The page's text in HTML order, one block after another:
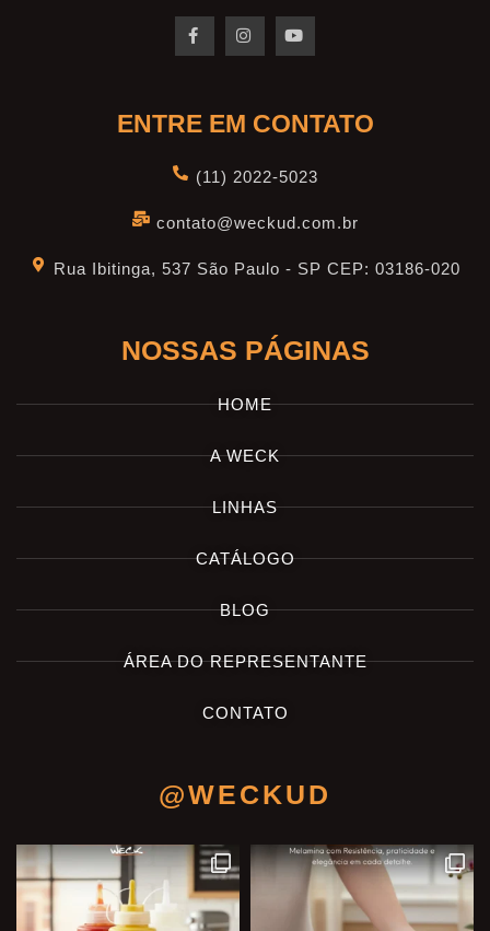
ENTRE EM CONTATO
(11) 2022-5023
contato@weckud.com.br
Rua Ibitinga, 537 São Paulo - SP CEP: 03186-020
NOSSAS PÁGINAS
HOME
A WECK
LINHAS
CATÁLOGO
BLOG
ÁREA DO REPRESENTANTE
CONTATO
@WECKUD